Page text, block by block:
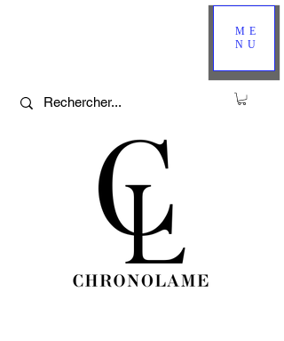
ME
NU